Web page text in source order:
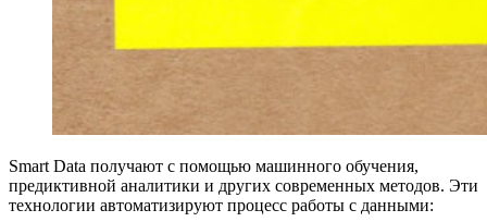
Smart Data получают с помощью машинного обучения,
предиктивной аналитики и других современных методов. Эти
технологии автоматизируют процесс работы с данными: